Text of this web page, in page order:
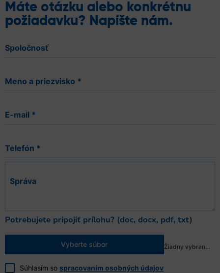
Máte otázku alebo konkrétnu
požiadavku? Napíšte nám.
Spoločnosť
Meno a priezvisko *
E-mail *
Telefón *
Správa
Potrebujete pripojiť prílohu? (doc, docx, pdf, txt)
Vyberte súbor Žiadny vybraný súbor
Súhlasím so spracovaním osobných údajov